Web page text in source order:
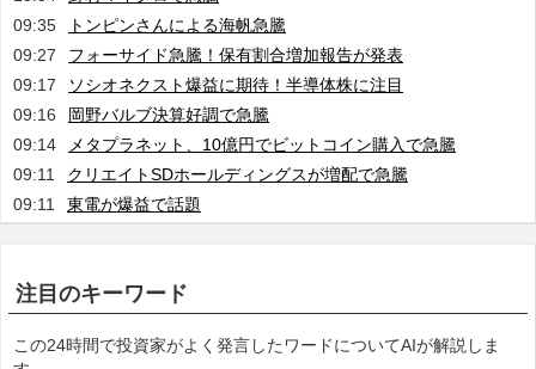
09:35
トンピンさんによる海帆急騰
09:27
フォーサイド急騰！保有割合増加報告が発表
09:17
ソシオネクスト爆益に期待！半導体株に注目
09:16
岡野バルブ決算好調で急騰
09:14
メタプラネット、10億円でビットコイン購入で急騰
09:11
クリエイトSDホールディングスが増配で急騰
09:11
東電が爆益で話題
注目のキーワード
この24時間で投資家がよく発言したワードについてAIが解説しま